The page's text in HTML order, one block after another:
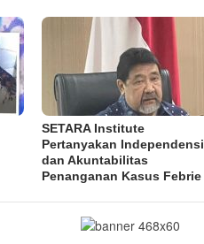
SETARA Institute
Pertanyakan Independensi
dan Akuntabilitas
Penanganan Kasus Febrie